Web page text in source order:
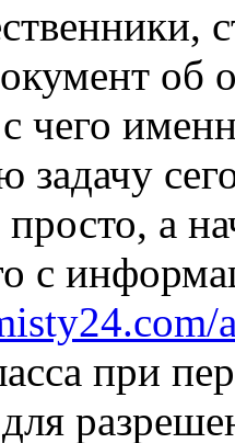
об
чего
задачу
просто, а
с
при